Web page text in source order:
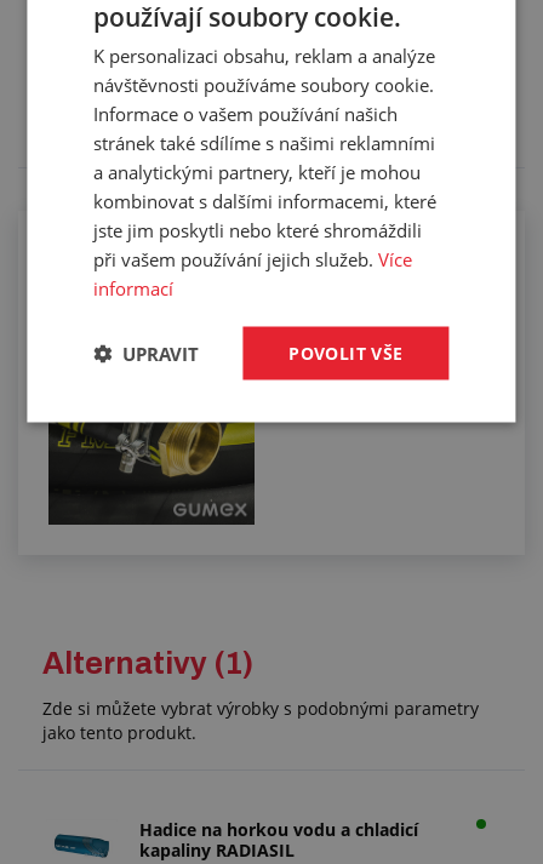
Služby
Tento výrobek pro vás upravíme na míru. Konkrétní
specifikaci budete moci upřesnit v poznámce u
Kompletace hadic koncovkami pomocí
spon
Alternativy (1)
Zde si můžete vybrat výrobky s podobnými parametry
jako tento produkt.
Hadice na horkou vodu a chladicí
kapaliny RADIASIL
používají soubory cookie.
K personalizaci obsahu, reklam a analýze
návštěvnosti používáme soubory cookie.
Informace o vašem používání našich
stránek také sdílíme s našimi reklamními
a analytickými partnery, kteří je mohou
kombinovat s dalšími informacemi, které
jste jim poskytli nebo které shromáždili
při vašem používání jejich služeb.Více
informací
POVOLIT VŠE
UPRAVIT